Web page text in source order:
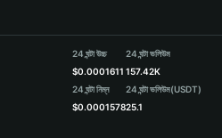
24 ঘন্টা উচ্চ
$0.0001611
24 ঘন্টা নিম্ন
$0.0001578
24 ঘন্টা ভলিউম
157.42K
24 ঘন্টা ভলিউম(USDT)
25.1